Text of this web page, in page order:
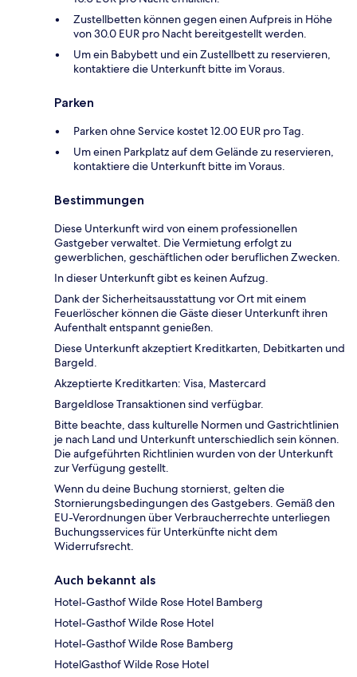
Zustellbetten können gegen einen Aufpreis in Höhe
von 30.0 EUR pro Nacht bereitgestellt werden.
Um ein Babybett und ein Zustellbett zu reservieren,
kontaktiere die Unterkunft bitte im Voraus.
Parken
Parken ohne Service kostet 12.00 EUR pro Tag.
Um einen Parkplatz auf dem Gelände zu reservieren,
kontaktiere die Unterkunft bitte im Voraus.
Bestimmungen
Diese Unterkunft wird von einem professionellen
Gastgeber verwaltet. Die Vermietung erfolgt zu
gewerblichen, geschäftlichen oder beruflichen Zwecken.
In dieser Unterkunft gibt es keinen Aufzug.
Dank der Sicherheitsausstattung vor Ort mit einem
Feuerlöscher können die Gäste dieser Unterkunft ihren
Aufenthalt entspannt genießen.
Diese Unterkunft akzeptiert Kreditkarten, Debitkarten und
Bargeld.
Akzeptierte Kreditkarten: Visa, Mastercard
Bargeldlose Transaktionen sind verfügbar.
Bitte beachte, dass kulturelle Normen und Gastrichtlinien
je nach Land und Unterkunft unterschiedlich sein können.
Die aufgeführten Richtlinien wurden von der Unterkunft
zur Verfügung gestellt.
Wenn du deine Buchung stornierst, gelten die
Stornierungsbedingungen des Gastgebers. Gemäß den
EU-Verordnungen über Verbraucherrechte unterliegen
Buchungsservices für Unterkünfte nicht dem
Widerrufsrecht.
Auch bekannt als
Hotel-Gasthof Wilde Rose Hotel Bamberg
Hotel-Gasthof Wilde Rose Hotel
Hotel-Gasthof Wilde Rose Bamberg
HotelGasthof Wilde Rose Hotel